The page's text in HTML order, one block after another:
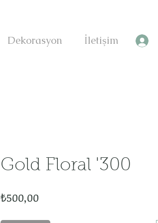
Dekorasyon İletişim
Gold Floral '300
₺500,00